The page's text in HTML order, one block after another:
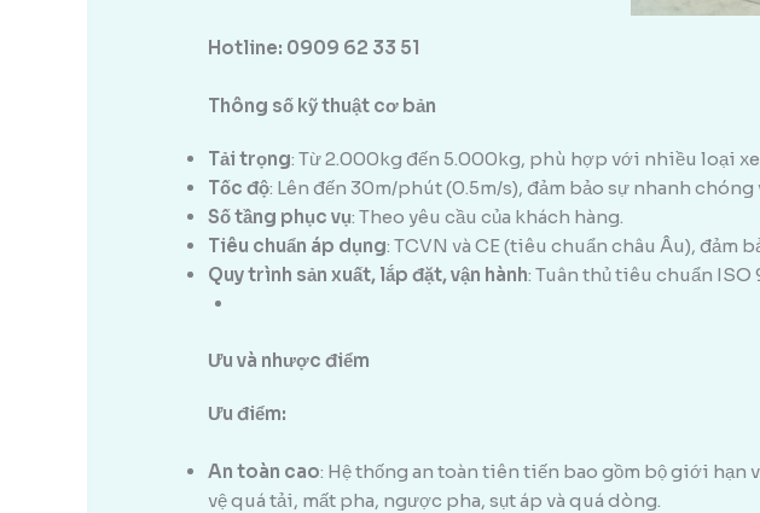
Hotline: 0909 62 33 51
Thông số kỹ thuật cơ bản
Tải trọng: Từ 2.000kg đến 5.000kg, phù hợp với nhiều loại
Tốc độ: Lên đến 30m/phút (0.5m/s), đảm bảo sự nhanh chóng
Số tầng phục vụ: Theo yêu cầu của khách hàng.
Tiêu chuẩn áp dụng: TCVN và CE (tiêu chuẩn châu Âu), đảm
Quy trình sản xuất, lắp đặt, vận hành: Tuân thủ tiêu chuẩn ISO
Ưu và nhược điểm
Ưu điểm:
An toàn cao: Hệ thống an toàn tiên tiến bao gồm bộ giới hạn
vệ quá tải, mất pha, ngược pha, sụt áp và quá dòng.